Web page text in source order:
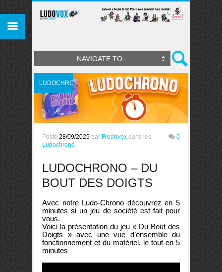
NAVIGATE TO...
LUDOCHRONO
Posté 28/09/2025 par Fredovox dans les
Ludochrono
0
LUDOCHRONO – DU
BOUT DES DOIGTS
Avec notre Ludo-Chrono découvrez en 5
minutes si un jeu de société est fait pour
vous.
Voici la présentation du jeu « Du Bout des
Doigts » avec une vue d’ensemble du
fonctionnement et du matériel, le tout en 5
minutes